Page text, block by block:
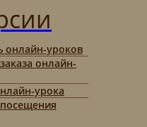
онлайн-уроков
онлайн-
урока